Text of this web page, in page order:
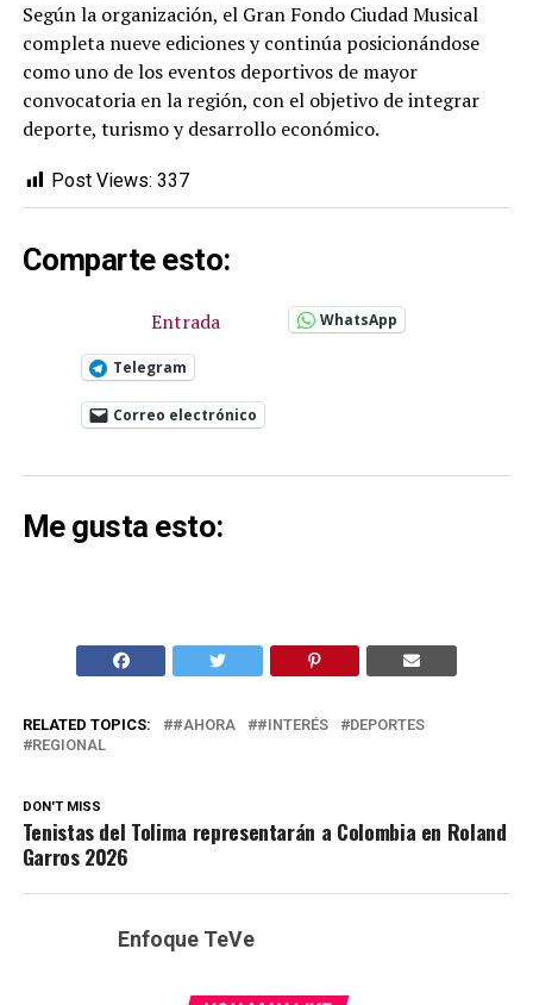
Según la organización, el Gran Fondo Ciudad Musical
completa nueve ediciones y continúa posicionándose
como uno de los eventos deportivos de mayor
convocatoria en la región, con el objetivo de integrar
deporte, turismo y desarrollo económico.
Post Views: 337
Comparte esto:
Entrada WhatsApp
Telegram
Correo electrónico
Me gusta esto:
RELATED TOPICS: #AHORA #INTERÉS
DEPORTES
REGIONAL
DON'T MISS
Tenistas del Tolima representarán a Colombia en Roland
Garros 2026
Enfoque TeVe